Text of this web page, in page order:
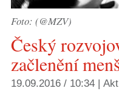
Foto: (@MZV)
Český
začlenění
19.09.2016 / 10:34 |